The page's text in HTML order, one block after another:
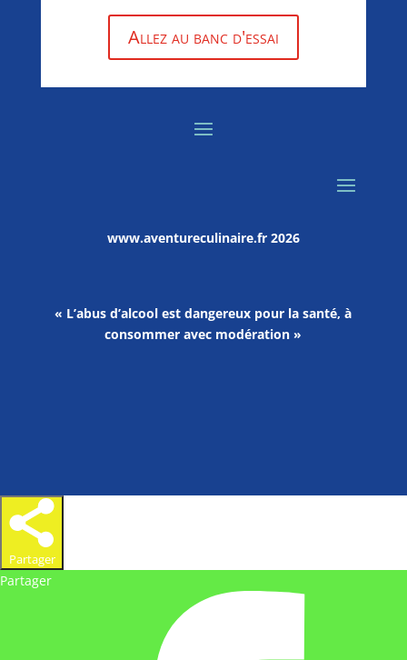
Allez au banc d'essai
www.aventureculinaire.fr2026
« L’abus d’alcool est dangereux pour la santé, à
consommer avec modération »
Partager
Partager